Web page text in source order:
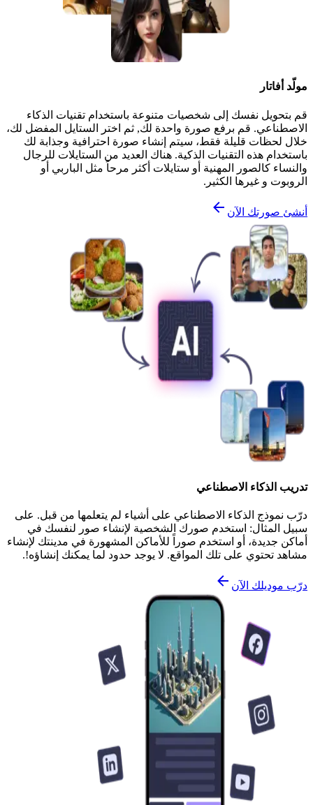
مولّد أفاتار
قم بتحويل نفسك إلى شخصيات متنوعة باستخدام تقنيات الذكاء
الاصطناعي. قم برفع صورة واحدة لك, ثم اختر الستايل المفضل لك،
خلال لحظات قليلة فقط، سيتم إنشاء صورة احترافية وجذابة لك
باستخدام هذه التقنيات الذكية. هناك العديد من الستايلات للرجال
والنساء كالصور المهنية أو ستايلات أكثر مرحاً مثل الباربي أو
الروبوت و غيرها الكثير.
أنشئ صورتك الآن
تدريب الذكاء الاصطناعي
درّب نموذج الذكاء الاصطناعي على أشياء لم يتعلمها من قبل. على
سبيل المثال: استخدم صورك الشخصية لإنشاء صور لنفسك في
أماكن جديدة، أو استخدم صوراً للأماكن المشهورة في مدينتك لإنشاء
مشاهد تحتوي على تلك المواقع. لا يوجد حدود لما يمكنك إنشاؤه!.
درّب موديلك الآن